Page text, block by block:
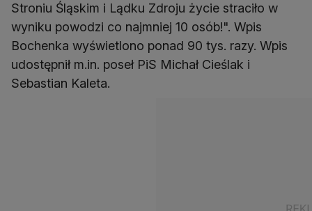
Stroniu Śląskim i Lądku Zdroju życie straciło w
wyniku powodzi co najmniej 10 osób!". Wpis
Bochenka wyświetlono ponad 90 tys. razy. Wpis
udostępnił m.in. poseł PiS Michał Cieślak i
Sebastian Kaleta.